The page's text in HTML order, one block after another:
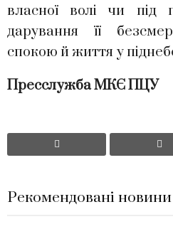
власної волі чи
дарування її
спокою й життя у
Пресслужба МКЄ ПЦУ
Рекомендовані новини